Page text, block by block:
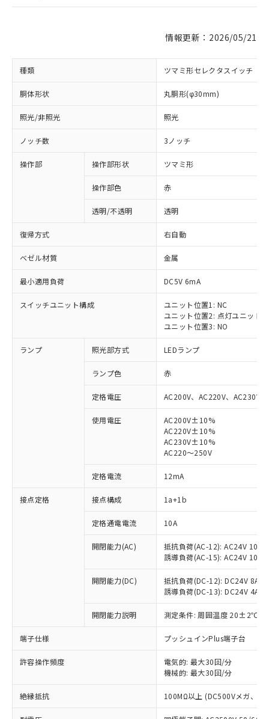
情報更新：2026/05/21
種類 ツマミ形セレクタスイッチ
胴体形状 丸胴形(φ30mm)
照光/非照光 照光
ノッチ数 3ノッチ
操作部 操作部形状 ツマミ形
操作部色 赤
透明/不透明 透明
復帰方式 右自動
ベゼル材質 金属
最小適用負荷 DC5V 6mA
スイッチユニット構成
ユニット位置1: NC
ユニット位置2: 点灯ユニット
ユニット位置3: NO
ランプ 照光部方式 LEDランプ
ランプ色 赤
定格電圧 AC200V、AC220V、AC230V
使用電圧
AC200V±10%
AC220V±10%
AC230V±10%
AC220～250V
定格電流 12mA
接点定格 接点構成 1a+1b
定格通電電流 10A
開閉能力(AC)
抵抗負荷(AC-12): AC24V 10A/
誘導負荷(AC-15): AC24V
開閉能力(DC)
抵抗負荷(DC-12): DC24V 8A/
誘導負荷(DC-13): DC24V 4A/
開閉能力説明 測定条件: 周囲温度 20±2℃、
端子仕様 プッシュインPlus端子台
許容操作頻度
電気的: 最大30回/分
機械的: 最大30回/分
絶縁抵抗 100MΩ以上 (DC500Vメガ、点
ご利用条件
以下の条件をお読みいただき、同意のうえ
ご利用ください。
本サービスは、当社制御機器事業取扱
商品の当社在庫状況および標準価格
(税抜)を提供させていただくもので
当社制御機器事業取扱商品の中には、
本サービスの対象外となる商品もある
※1 対応状況
対応済み：EU RoHS指令（10物質）の
非含有に対応した製品が提供可能な商品で
対応予定：EU RoHS指令（10物質）の非含
有に対応した製品に切り替える予定のある
対応予定なし：EU RoHS指令（10物質）の
非含有に非対応の商品で、対応品を出す予
調査・確認中：EU RoHS指令（10物質）の
非含有の対応状況を調査中または確認中の
商品です。
非該当品：ライセンス料など無形物で、有
害物質有無と関係のない商品です。
仕入先様の事情により、非含有部品として
いたものが、含有品と判明した場合などや
「○」：最大均質材料含有率が中国RoHSの
基準値以下であることを示します。
「×」：最大均質材料含有率が中国RoHSの
基準値を超えていることを示します。
当社は、これら貴社製品のうち、外国